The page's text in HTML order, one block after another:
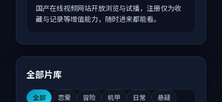
国产在线视频网站开放浏览与试播，注册仅为收
藏与记录等增值能力，随时进来都能看。
全部片库
全部 恋爱 冒险 机甲 日常
悬疑